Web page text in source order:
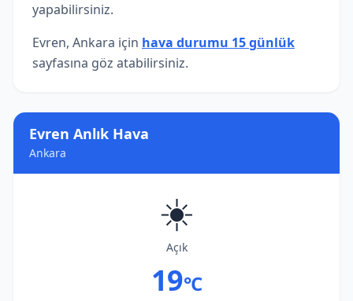
Evren Anlık Hava
Ankara
☀️
Açık
19°C
yapabilirsiniz.
Evren, Ankara için hava durumu 15 günlük
sayfasına göz atabilirsiniz.